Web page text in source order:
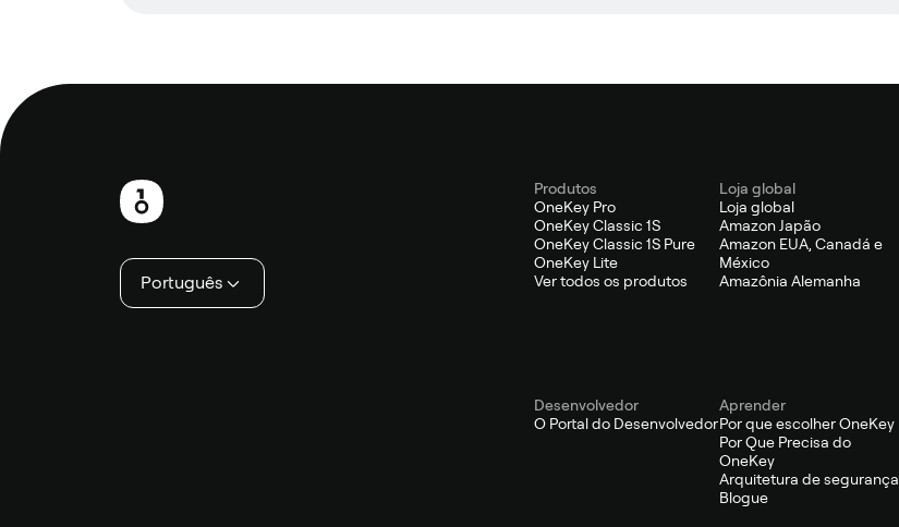
Português
Produtos
OneKey Pro
OneKey Classic 1S
OneKey Classic 1S Pure
OneKey Lite
Ver todos os produtos
Loja global
Loja global
Amazon Japão
Amazon EUA, Canadá e
México
Amazônia Alemanha
Desenvolvedor
O Portal do Desenvolvedor
Aprender
Por que escolher OneKey
Por Que Precisa do
OneKey
Arquitetura de segurança
Blogue